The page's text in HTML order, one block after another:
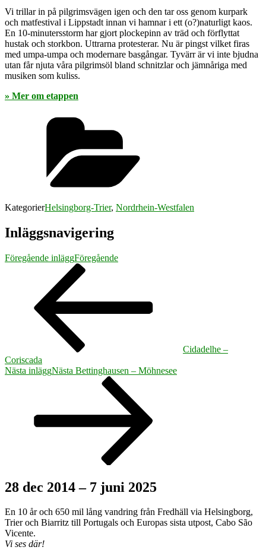
Vi trillar in på pilgrimsvägen igen och den tar oss genom kurpark
och matfestival i Lippstadt innan vi hamnar i ett (o?)naturligt kaos.
En 10-minutersstorm har gjort plockepinn av träd och förflyttat
hustak och storkbon. Uttrarna protesterar. Nu är pingst vilket firas
med umpa-umpa och modernare basgångar. Tyvärr är vi inte bjudna
utan får njuta våra pilgrimsöl bland schnitzlar och jämnåriga med
musiken som kuliss.
» Mer om etappen
KategorierHelsingborg-Trier, Nordrhein-Westfalen
Inläggsnavigering
Föregående inläggFöregående
Cidadelhe –
Coriscada
Nästa inläggNästa Bettinghausen – Möhnesee
28 dec 2014 – 7 juni 2025
En 10 år och 650 mil lång vandring från Fredhäll via Helsingborg,
Trier och Biarritz till Portugals och Europas sista utpost, Cabo São
Vicente.
Vi ses där!